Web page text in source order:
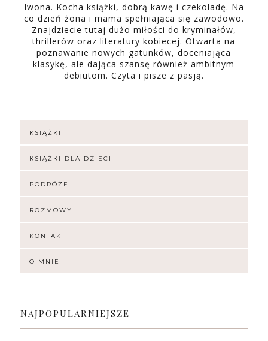
Iwona. Kocha książki, dobrą kawę i czekoladę. Na
co dzień żona i mama spełniająca się zawodowo.
Znajdziecie tutaj dużo miłości do kryminałów,
thrillerów oraz literatury kobiecej. Otwarta na
poznawanie nowych gatunków, doceniająca
klasykę, ale dająca szansę również ambitnym
debiutom. Czyta i pisze z pasją.
KSIĄŻKI
KSIĄŻKI DLA DZIECI
PODRÓŻE
ROZMOWY
KONTAKT
O MNIE
NAJPOPULARNIEJSZE